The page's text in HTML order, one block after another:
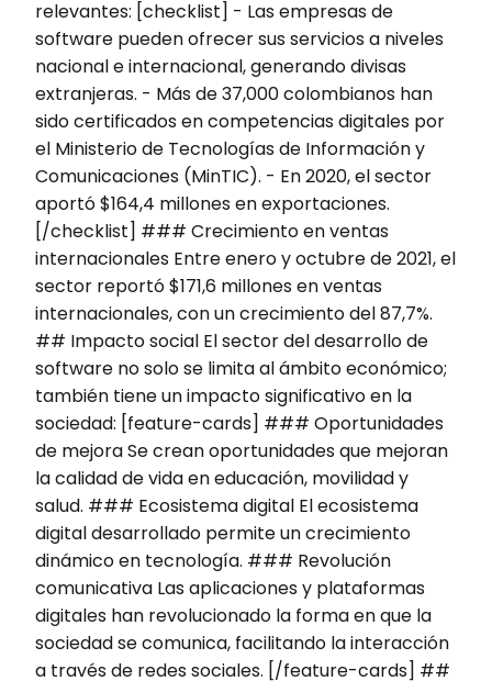
relevantes: [checklist] - Las empresas de
software pueden ofrecer sus servicios a niveles
nacional e internacional, generando divisas
extranjeras. - Más de 37,000 colombianos han
sido certificados en competencias digitales por
el Ministerio de Tecnologías de Información y
Comunicaciones (MinTIC). - En 2020, el sector
aportó $164,4 millones en exportaciones.
[/checklist] ### Crecimiento en ventas
internacionales Entre enero y octubre de 2021, el
sector reportó $171,6 millones en ventas
internacionales, con un crecimiento del 87,7%.
## Impacto social El sector del desarrollo de
software no solo se limita al ámbito económico;
también tiene un impacto significativo en la
sociedad: [feature-cards] ### Oportunidades
de mejora Se crean oportunidades que mejoran
la calidad de vida en educación, movilidad y
salud. ### Ecosistema digital El ecosistema
digital desarrollado permite un crecimiento
dinámico en tecnología. ### Revolución
comunicativa Las aplicaciones y plataformas
digitales han revolucionado la forma en que la
sociedad se comunica, facilitando la interacción
a través de redes sociales. [/feature-cards] ##